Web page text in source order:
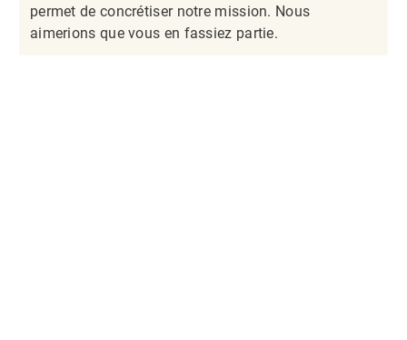
permet de concrétiser notre mission. Nous
aimerions que vous en fassiez partie.​​​​​​​